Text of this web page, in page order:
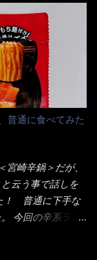
、表層が泡立っ
型です。 こちら
く全体に行き渡
に移すとこうな
末スープが縦型
落としてホワイ
としては太く平
タンメンの方
な・・・ 食感
やすい特性が強
ードル激辛味噌 ■
感じは、重
いかもしれな
ニューアル前の
の方が話題性も
ても・・・しょ
の人には尚更ね
だが、10年位前
』と云われる商
用したCMで一躍
清から【ラ王】
ん】は、袋麺と
HPでは別扱い！
はスープは粉末
イチ（小生感
ト麺では、最先
普通に食べてみた
崎辛鍋＞だが、
云う事で話しを
！ 普通に下手な
今回の辛系ラー